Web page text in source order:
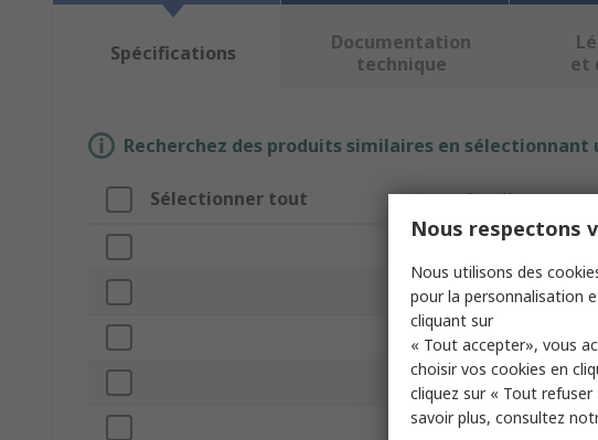
Spécifications
Documentation
technique
et
Recherchez des produits similaires en
Sélectionner tout Attribut
Marque
Shape
Product Type
Cut Type
Nous respectons
Nous utilisons des
pour la personnalisation
cliquant sur
« Tout accepter», vous
choisir vos cookies en
cliquez sur « Tout
savoir plus, consultez